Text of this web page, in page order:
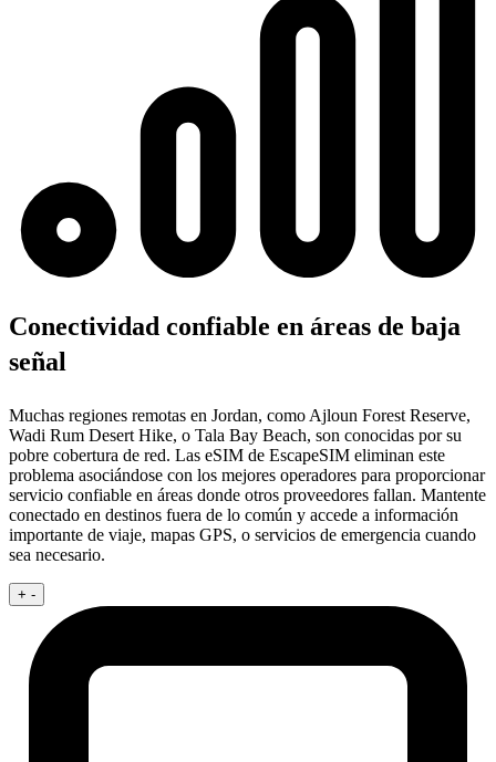
Conectividad confiable en áreas de baja
señal
Muchas regiones remotas en Jordan, como Ajloun Forest Reserve,
Wadi Rum Desert Hike, o Tala Bay Beach, son conocidas por su
pobre cobertura de red. Las eSIM de EscapeSIM eliminan este
problema asociándose con los mejores operadores para proporcionar
servicio confiable en áreas donde otros proveedores fallan. Mantente
conectado en destinos fuera de lo común y accede a información
importante de viaje, mapas GPS, o servicios de emergencia cuando
sea necesario.
+ -